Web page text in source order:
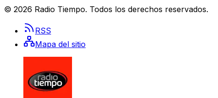
© 2026 Radio Tiempo. Todos los derechos reservados.
RSS
Mapa del sitio